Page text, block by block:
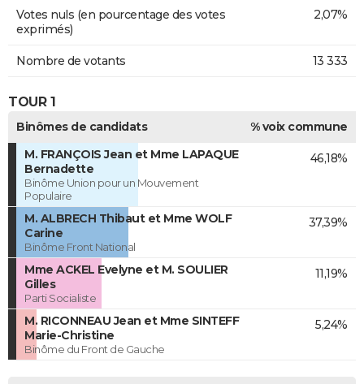
Votes nuls (en pourcentage des votes
exprimés)
2,07%
Nombre de votants 13 333
TOUR 1
Binômes de candidats
% voix commune
M. FRANÇOIS Jean et Mme LAPAQUE
Bernadette
Binôme Union pour un Mouvement
Populaire
46,18%
M. ALBRECH Thibaut et Mme WOLF
Carine
Binôme Front National
37,39%
Mme ACKEL Evelyne et M. SOULIER
Gilles
Parti Socialiste
11,19%
M. RICONNEAU Jean et Mme SINTEFF
Marie-Christine
Binôme du Front de Gauche
5,24%